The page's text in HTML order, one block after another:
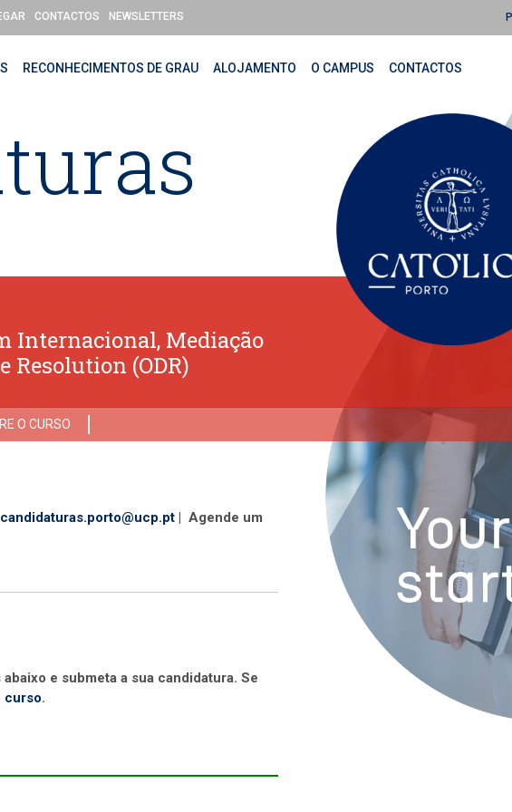
CONTACTOS NEWSLETTERS
RECONHECIMENTOS DE GRAU ALOJAMENTO O CAMPUS CONTACTOS
Internacional, Mediação
(ODR)
O CURSO
candidaturas.porto@ucp.pt | Agende um
e submeta a sua candidatura. Se
curso.